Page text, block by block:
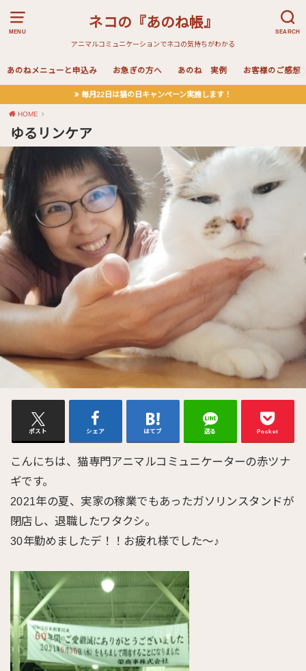
MENU SEARCH
ネコの『あのね帳』
アニマルコミュニケーションでネコの気持ちがわかる
あのねメニューと申込み お急ぎの方へ あのね 実例 お客様のご感想
毎月22日は猫の日キャンペーン実施します！
HOME
ゆるリンケア
ポスト シェア はてブ 送る Pocket
こんにちは、猫専門アニマルコミュニケーターの赤ツナ
ギです。
2021年の夏、実家の稼業でもあったガソリンスタンドが
閉店し、退職したワタクシ。
30年勤めましたデ！！お疲れ様でした～♪